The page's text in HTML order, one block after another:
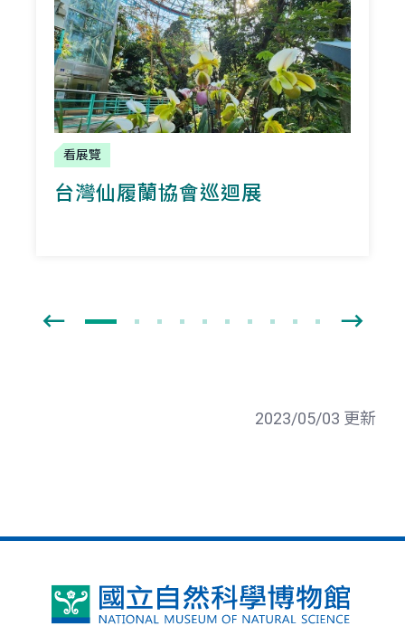
看展覽
台灣仙履蘭協會巡迴展
2023/05/03 更新
國